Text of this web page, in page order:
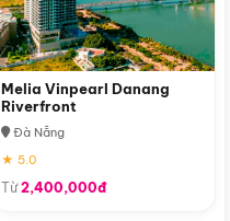
Melia Vinpearl Danang
Riverfront
Đà Nẵng
★ 5.0
Từ2,400,000đ